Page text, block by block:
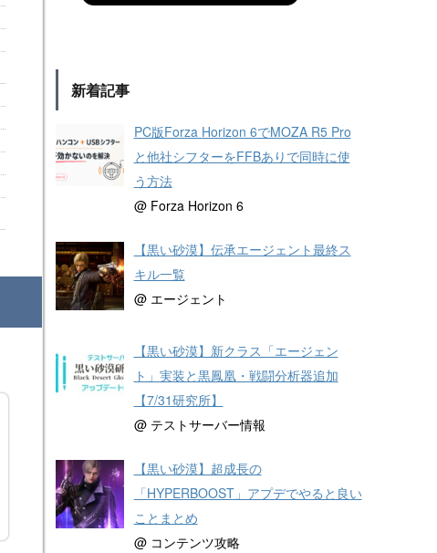
新着記事
PC版Forza Horizon 6でMOZA R5 Pro
と他社シフターをFFBありで同時に使
う方法
@ Forza Horizon 6
【黒い砂漠】伝承エージェント最終ス
キル一覧
@ エージェント
【黒い砂漠】新クラス「エージェン
ト」実装と黒鳳凰・戦闘分析器追加
【7/31研究所】
@ テストサーバー情報
【黒い砂漠】超成長の
「HYPERBOOST」アプデでやると良い
ことまとめ
@ コンテンツ攻略